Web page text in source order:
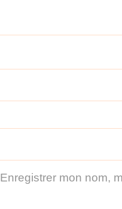
Enregistrer mon nom,